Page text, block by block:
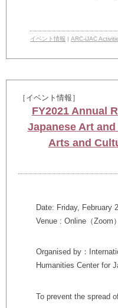
イベント情報 ARC-iJAC
［イベント情報］
FY2021 Annual
Japanese Art
Arts and
Date: Friday, February
Venue : Online（Zoom）
Organised by：
Humanities Center for
To prevent the spread